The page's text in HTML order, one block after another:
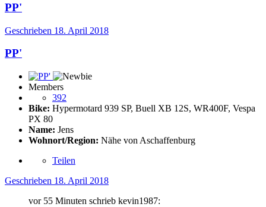
PP'
Geschrieben 18. April 2018
PP'
Members
392
Bike: Hypermotard 939 SP, Buell XB 12S, WR400F, Vespa
PX 80
Name: Jens
Wohnort/Region: Nähe von Aschaffenburg
Teilen
Geschrieben 18. April 2018
vor 55 Minuten schrieb kevin1987: